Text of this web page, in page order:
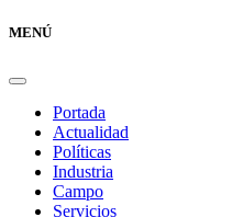
MENÚ
Portada
Actualidad
Políticas
Industria
Campo
Servicios